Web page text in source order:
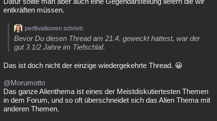
entkräften müssen.
perttivalkonen schrieb:
Bevor Du diesen Thread am 21.4. geweckt hattest, war der
gut 3 1/2 Jahre im Tiefschlaf.
Das ist doch nicht der einzige wiedergekehrte Thread. 😀
@Morumotto
Das ganze Alienthema ist eines der Meistdiskutiertesten Themen
in dem Forum, und so oft überschneidet sich das Alien Thema mit
anderen Themen.